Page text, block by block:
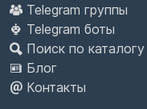
Telegram группы
Telegram боты
Поиск по каталогу
Блог
Контакты